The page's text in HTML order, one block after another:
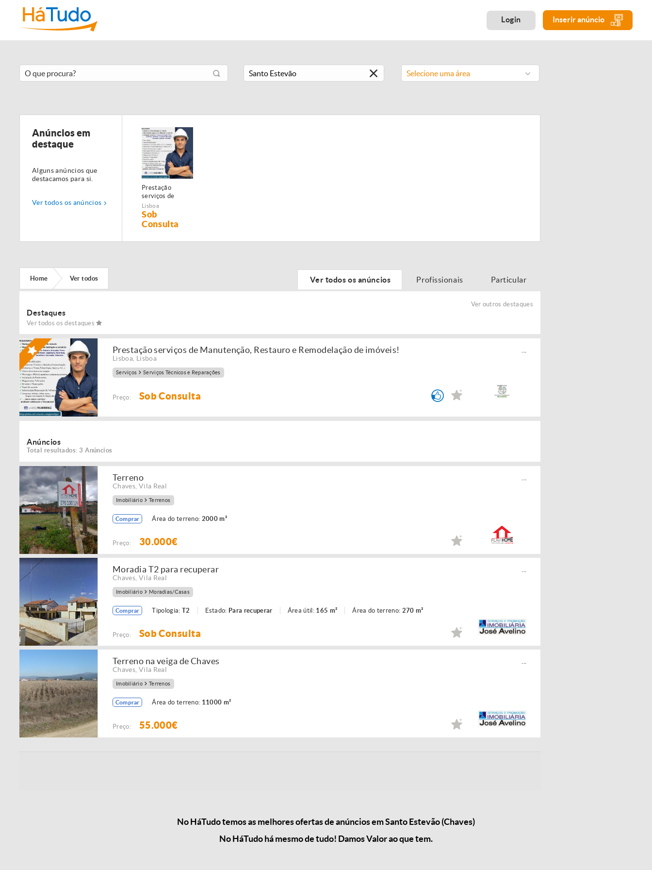
Login Inserir anúncio
Selecione uma área
Anúncios em
destaque
Alguns anúncios que
destacamos para si.
Ver todos os anúncios
Prestação
serviços de
Manutenção,
Restauro e
Remodelação de
imóveis!
Lisboa
Sob
Consulta
Home Ver todos Ver todos os anúncios Profissionais Particular
Ver outros destaques
Destaques
Ver todos os destaques
Prestação serviços de Manutenção, Restauro e Remodelação de imóveis!
Lisboa Lisboa
Serviços Serviços Técnicos e Reparações
Preço: Sob Consulta
Anúncios
Total resultados: 3 Anúncios
Terreno
Chaves Vila Real
Imobiliário Terrenos
Comprar Área do terreno: 2000 m²
Preço: 30.000€
Moradia T2 para recuperar
Chaves Vila Real
Imobiliário Moradias/Casas
Comprar Tipologia: T2 Estado: Para recuperar Área útil: 165 m² Área do terreno: 270 m²
Preço: Sob Consulta
Terreno na veiga de Chaves
Chaves Vila Real
Imobiliário Terrenos
Comprar Área do terreno: 11000 m²
Preço: 55.000€
No HáTudo temos as melhores ofertas de anúncios em Santo Estevão (Chaves)
No HáTudo há mesmo de tudo! Damos Valor ao que tem.